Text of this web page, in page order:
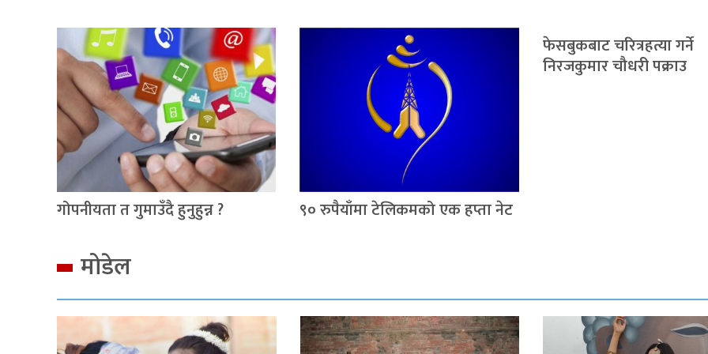
गोपनीयता त गुमाउँदै हुनुहुन्न ? ९० रुपैयाँमा टेलिकमको एक हप्ता नेट
फेसबुकबाट चरित्रहत्या गर्ने
निरजकुमार चौधरी पक्राउ
मोडेल